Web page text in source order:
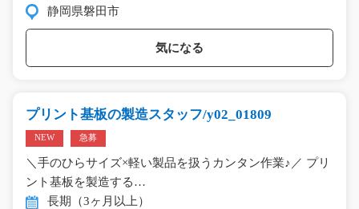
静岡県磐田市
気になる
プリント基板の製造スタッフ/y02_01809
NEW 急募
＼手のひらサイズ×軽い製品を扱うカンタン作業♪／ プリ
ント基板を製造する…
長期（3ヶ月以上）